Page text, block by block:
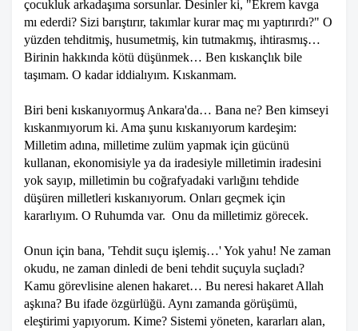
çocukluk arkadaşıma sorsunlar. Desinler ki, "Ekrem kavga
mı ederdi? Sizi barıştırır, takımlar kurar maç mı yaptırırdı?" O
yüzden tehditmiş, husumetmiş, kin tutmakmış, ihtirasmış…
Birinin hakkında kötü düşünmek… Ben kıskançlık bile
taşımam. O kadar iddialıyım. Kıskanmam.
Biri beni kıskanıyormuş Ankara'da… Bana ne? Ben kimseyi
kıskanmıyorum ki. Ama şunu kıskanıyorum kardeşim:
Milletim adına, milletime zulüm yapmak için gücünü
kullanan, ekonomisiyle ya da iradesiyle milletimin iradesini
yok sayıp, milletimin bu coğrafyadaki varlığını tehdide
düşüren milletleri kıskanıyorum. Onları geçmek için
kararlıyım. O Ruhumda var. Onu da milletimiz görecek.
Onun için bana, 'Tehdit suçu işlemiş…' Yok yahu! Ne zaman
okudu, ne zaman dinledi de beni tehdit suçuyla suçladı?
Kamu görevlisine alenen hakaret… Bu neresi hakaret Allah
aşkına? Bu ifade özgürlüğü. Aynı zamanda görüşümü,
eleştirimi yapıyorum. Kime? Sistemi yöneten, kararları alan,